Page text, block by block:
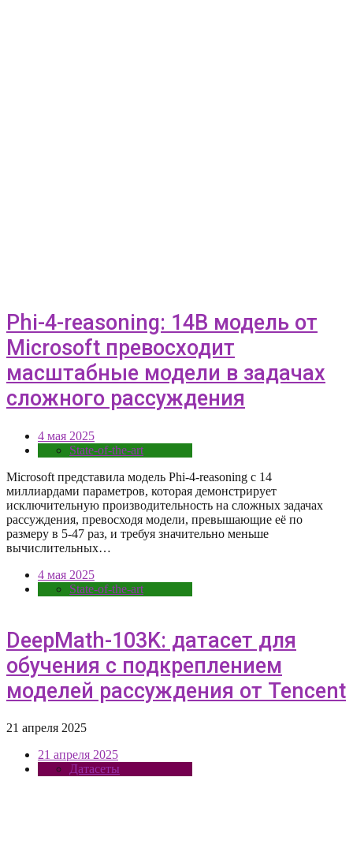
Phi-4-reasoning: 14B модель от
Microsoft превосходит
масштабные модели в задачах
сложного рассуждения
4 мая 2025
State-of-the-art
Microsoft представила модель Phi-4-reasoning с 14
миллиардами параметров, которая демонстрирует
исключительную производительность на сложных задачах
рассуждения, превосходя модели, превышающие её по
размеру в 5-47 раз, и требуя значительно меньше
вычислительных…
4 мая 2025
State-of-the-art
DeepMath-103K: датасет для
обучения с подкреплением
моделей рассуждения от Tencent
21 апреля 2025
21 апреля 2025
Датасеты